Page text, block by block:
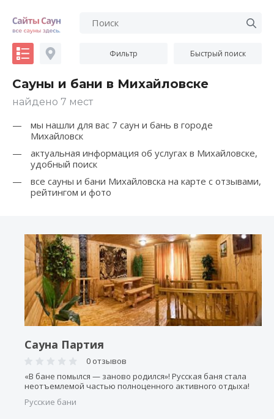
Фильтр Быстрый поиск
Сауны и бани в Михайловске
найдено 7 мест
мы нашли для вас 7 саун и бань в городе
Михайловск
актуальная информация об услугах в Михайловске,
удобный поиск
все сауны и бани Михайловска на карте с отзывами,
рейтингом и фото
Сауна Партия
0 отзывов
«В бане помылся — заново родился»! Русская баня стала
неотъемлемой частью полноценного активного отдыха!
Русские бани